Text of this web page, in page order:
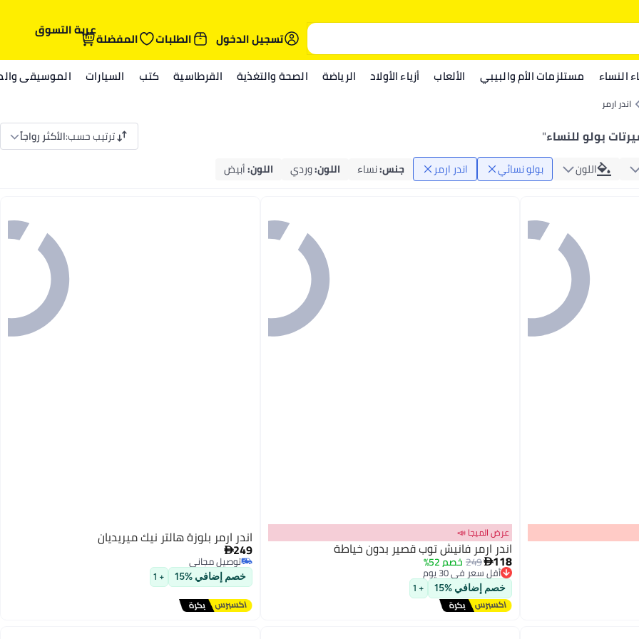
تسجيل الدخول
الطلبات المفضلةعربة التسوق
النساء مستلزمات الأم والبيبي الألعاب أزياء الأولاد الرياضة الصحة والتغذية القرطاسية كتب السيارات الموسيقى
اندر ارمر
بولو للنساء" ترتيب حسب:الأكثر رواجاً
اللون بولو نسائي اندر ارمر جنس:نساء اللون:وردي اللون:أبيض
2
عرض الميجا 📣
اندر ارمر فانيش توب قصير بدون خياطة
118
249خصم 52%
أقل سعر في 30 يوم
توصيل مجاني
أقل سعر في 30 يوم
خصم إضافي %15 + 1
3
اندر ارمر بلوزة هالتر نيك ميريديان
249
توصيل مجاني
توصيل مجاني
خصم إضافي %15 + 1